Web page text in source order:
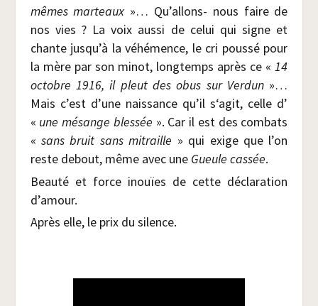
mêmes mar­teaux »… Qu’allons- nous faire de
nos vies ? La voix aus­si de celui qui signe et
chante jusqu’à la véhé­mence, le cri pous­sé pour
la mère par son minot, long­temps après ce «14
octobre 1916, il pleut des obus sur Ver­dun »…
Mais c’est d’une nais­sance qu’il s‘agit, celle d’
« une mésange bles­sée ». Car il est des com­bats
« sans bruit sans mitraille » qui exige que l’on
reste debout, même avec une Gueule cas­sée.
Beau­té et force inouïes de cette décla­ra­tion
d’amour.
Après elle, le prix du silence.